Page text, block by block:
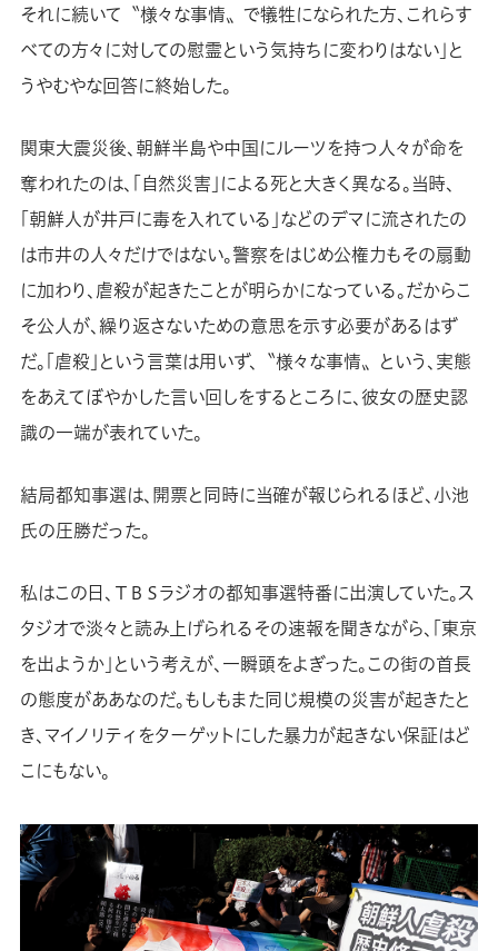
それに続いて〝様々な事情〟で犠牲になられた方、これらす
べての方々に対しての慰霊という気持ちに変わりはない」と
うやむやな回答に終始した。
関東大震災後、朝鮮半島や中国にルーツを持つ人々が命を
奪われたのは、「自然災害」による死と大きく異なる。当時、
「朝鮮人が井戸に毒を入れている」などのデマに流されたの
は市井の人々だけではない。警察をはじめ公権力もその扇動
に加わり、虐殺が起きたことが明らかになっている。だからこ
そ公人が、繰り返さないための意思を示す必要があるはず
だ。「虐殺」という言葉は用いず、〝様々な事情〟という、実態
をあえてぼやかした言い回しをするところに、彼女の歴史認
識の一端が表れていた。
結局都知事選は、開票と同時に当確が報じられるほど、小池
氏の圧勝だった。
私はこの日、ＴＢＳラジオの都知事選特番に出演していた。ス
タジオで淡々と読み上げられるその速報を聞きながら、「東京
を出ようか」という考えが、一瞬頭をよぎった。この街の首長
の態度がああなのだ。もしもまた同じ規模の災害が起きたと
き、マイノリティをターゲットにした暴力が起きない保証はど
こにもない。